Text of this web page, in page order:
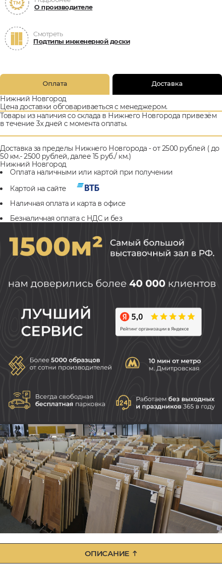
О производителе
Смотреть
Подтипы инженерной доски
Оплата Доставка
Нижний Новгород
Цена доставки обговариваеться с менеджером.
Товары из наличия со склада в Нижнего Новгорода привезём
в течение 3х дней с момента оплаты.
Доставка за пределы Нижнего Новгорода - от 2500 рублей ( до
50 км.- 2500 рублей, далее 15 руб./ км.)
Нижний Новгород
Оплата наличными или картой при получении
Картой на сайте
Наличная оплата и карта в офисе
Безналичная оплата с НДС и без
ОПИСАНИЕ